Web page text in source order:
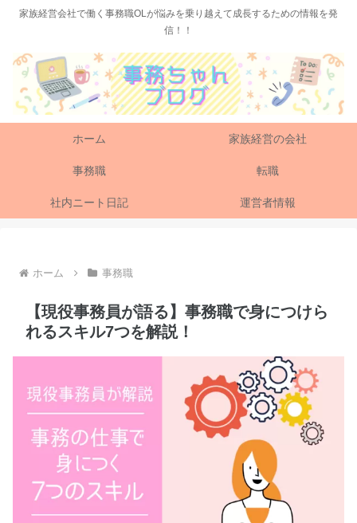
家族経営会社で働く事務職OLが悩みを乗り越えて成長するための情報を発
信！！
ホーム 家族経営の会社
事務職 転職
社内ニート日記 運営者情報
ホーム 事務職
【現役事務員が語る】事務職で身につけら
れるスキル7つを解説！